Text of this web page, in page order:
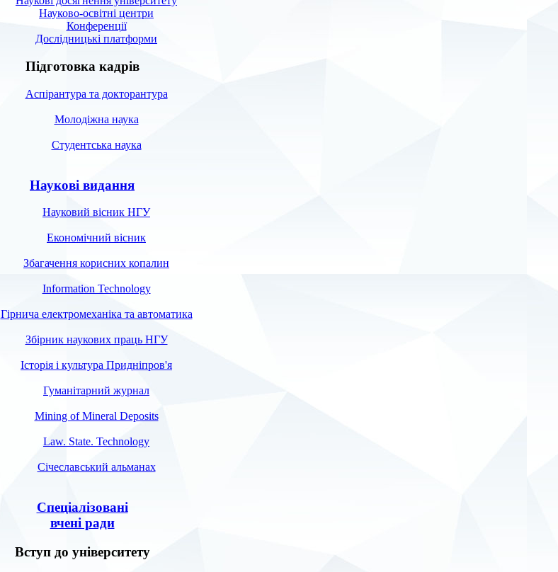
Науково-освітні центри
Конференції
Дослідницькі платформи
Підготовка кадрів
Аспірантура та докторантура
Молодіжна наука
Студентська наука
Наукові видання
Науковий вісник НГУ
Економічний вісник
Збагачення корисних копалин
Information Technology
Гірнича електромеханіка та автоматика
Збірник наукових праць НГУ
Історія і культура Придніпров'я
Гуманітарний журнал
Mining of Mineral Deposits
Law. State. Technology
Січеславський альманах
Спеціалізовані
вчені ради
Вступ до університету